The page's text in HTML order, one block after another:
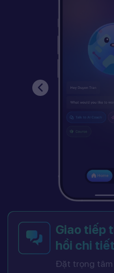
Giao tiếp
hồi chi tiết
Đặt trọng